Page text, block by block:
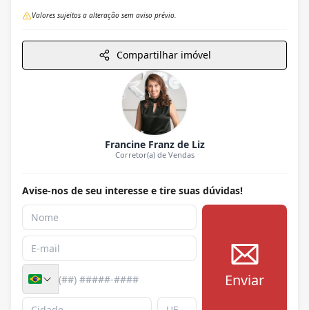
Valores sujeitos a alteração sem aviso prévio.
Compartilhar imóvel
Francine Franz de Liz
Corretor(a) de Vendas
Avise-nos de seu interesse e tire suas dúvidas!
Enviar